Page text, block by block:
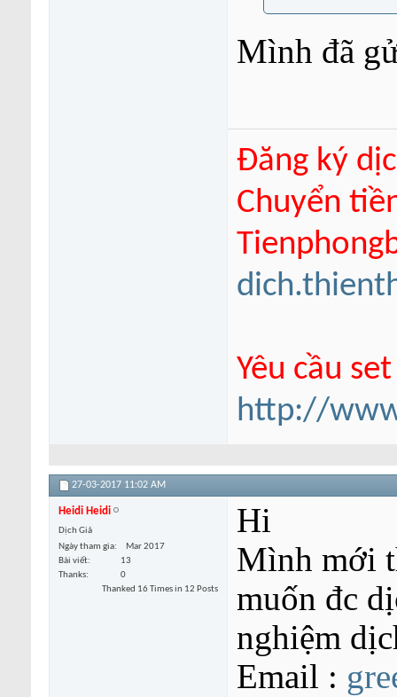
Mình đã
Đăng ký
Chuyển
Yêu cầu
http://
27-03-2017 11:02 AM
Heidi Heidi
Dịch Giả
Ngày tham gia
Mar 2017
Bài viết
13
Thanks
0
Thanked 16 Times in 12 Posts
Hi
Mình mới
muốn đc
nghiệm
Email :